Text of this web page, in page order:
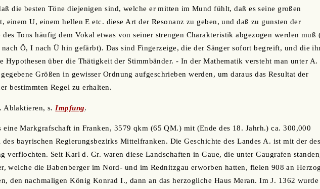
die besten Töne diejenigen sind, welche er mitten im Mund fühlt, daß es seine großen
einem U, einem hellen E etc. diese Art der Resonanz zu geben, und daß zu gunsten der
Tons häufig dem Vokal etwas von seiner strengen Charakteristik abgezogen werden muß
Ö, I nach Ü hin gefärbt). Das sind Fingerzeige, die der Sänger sofort begreift, und die
Hypothesen über die Thätigkeit der Stimmbänder. - In der Mathematik versteht man unter A.
Größen in gewisser Ordnung aufgeschrieben werden, um daraus das Resultat der
bestimmten Regel zu erhalten.
Ablaktieren, s. Impfung.
eine Markgrafschaft in Franken, 3579 qkm (65 QM.) mit (Ende des 18. Jahrh.) ca. 300,000
bayrischen Regierungsbezirks Mittelfranken. Die Geschichte des Landes A. ist mit der des
verflochten. Seit Karl d. Gr. waren diese Landschaften in Gaue, die unter Gaugrafen
welche die Babenberger im Nord- und im Rednitzgau erworben hatten, fielen 908 an Herzog
den nachmaligen König Konrad I., dann an das herzogliche Haus Meran. Im J. 1362 wurde